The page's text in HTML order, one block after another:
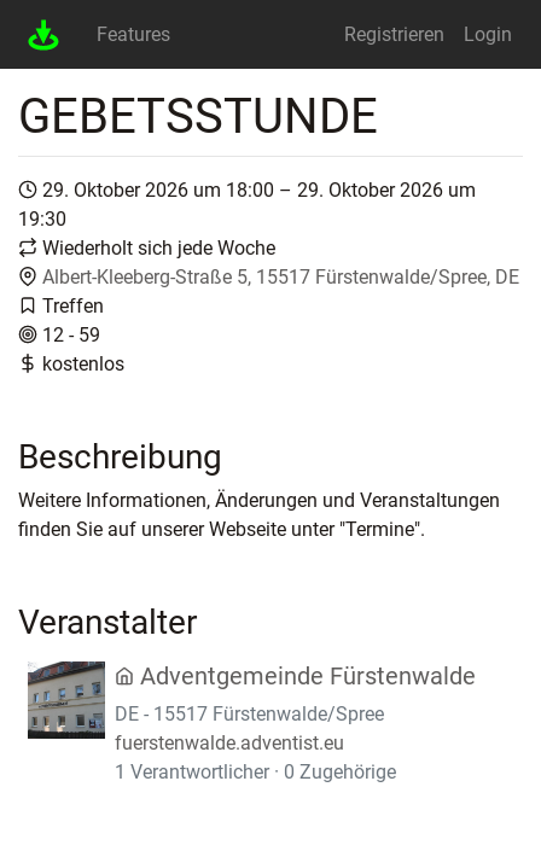
Features Registrieren Login
GEBETSSTUNDE
29. Oktober 2026 um 18:00 – 29. Oktober 2026 um
19:30
Wiederholt sich jede Woche
Albert-Kleeberg-Straße 5, 15517 Fürstenwalde/Spree, DE
Treffen
12 - 59
kostenlos
Beschreibung
Weitere Informationen, Änderungen und Veranstaltungen
finden Sie auf unserer Webseite unter "Termine".
Veranstalter
Adventgemeinde Fürstenwalde
DE - 15517 Fürstenwalde/Spree
fuerstenwalde.adventist.eu
1 Verantwortlicher · 0 Zugehörige